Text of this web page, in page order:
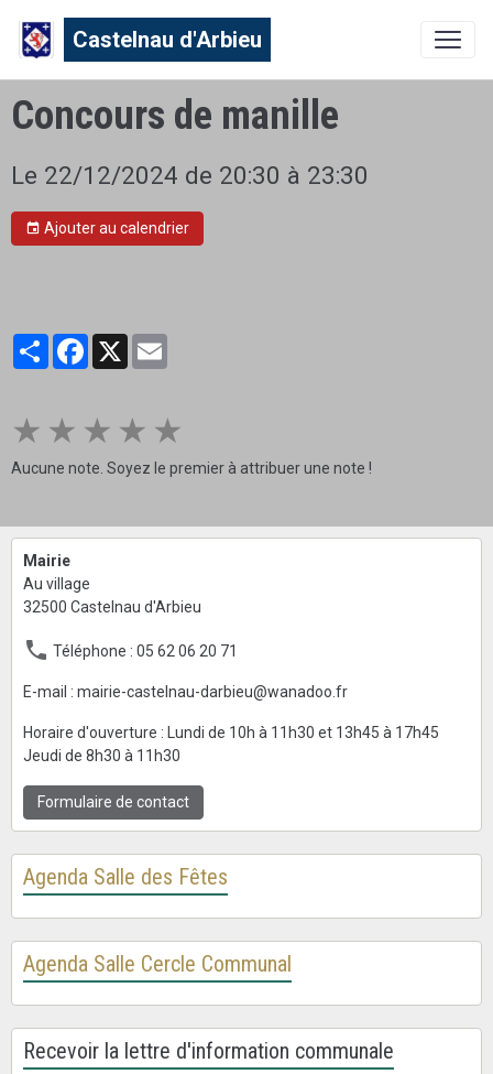
Castelnau d'Arbieu
Concours de manille
Le 22/12/2024 de 20:30 à 23:30
Ajouter au calendrier
PartagerFacebook
★ ★ ★ ★ ★
Aucune note. Soyez le premier à attribuer une note !
Mairie
Au village
32500 Castelnau d'Arbieu
Téléphone : 05 62 06 20 71
E-mail : mairie-castelnau-darbieu@wanadoo.fr
Horaire d'ouverture : Lundi de 10h à 11h30 et 13h45 à 17h45
Jeudi de 8h30 à 11h30
Formulaire de contact
Agenda Salle des Fêtes
Agenda Salle Cercle Communal
Recevoir la lettre d'information communale